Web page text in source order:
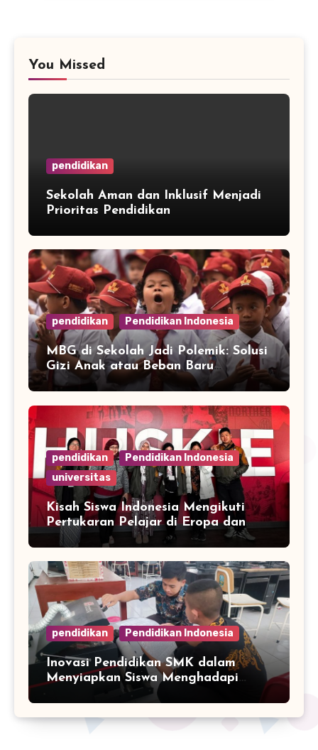
You Missed
pendidikan
Sekolah Aman dan Inklusif Menjadi
Prioritas Pendidikan
pendidikan Pendidikan Indonesia
MBG di Sekolah Jadi Polemik: Solusi
Gizi Anak atau Beban Baru
Anggaran Pendidikan?
pendidikan
Pendidikan Indonesia
universitas
Kisah Siswa Indonesia Mengikuti
Pertukaran Pelajar di Eropa dan
Asia
pendidikan Pendidikan Indonesia
Inovasi Pendidikan SMK dalam
Menyiapkan Siswa Menghadapi
Dunia Industri